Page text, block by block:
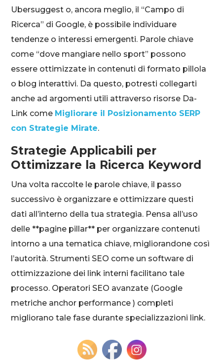
Ubersuggest o, ancora meglio, il “Campo di
Ricerca” di Google, è possibile individuare
tendenze o interessi emergenti. Parole chiave
come “dove mangiare nello sport” possono
essere ottimizzate in contenuti di formato pillola
o blog interattivi. Da questo, potresti collegarti
anche ad argomenti utili attraverso risorse Da-
Link come Migliorare il Posizionamento SERP
con Strategie Mirate.
Strategie Applicabili per
Ottimizzare la Ricerca Keyword
Una volta raccolte le parole chiave, il passo
successivo è organizzare e ottimizzare questi
dati all’interno della tua strategia. Pensa all’uso
delle **pagine pillar** per organizzare contenuti
intorno a una tematica chiave, migliorandone così
l’autorità. Strumenti SEO come un software di
ottimizzazione dei link interni facilitano tale
processo. Operatori SEO avanzate (Google
metriche anchor performance ) completi
migliorano tale fase durante specializzazioni link.